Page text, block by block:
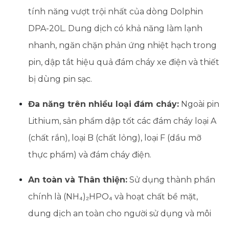
tính năng vượt trội nhất của dòng Dolphin
DPA-20L. Dung dịch có khả năng làm lạnh
nhanh, ngăn chặn phản ứng nhiệt hạch trong
pin, dập tắt hiệu quả đám cháy xe điện và thiết
bị dùng pin sạc.
Đa năng trên nhiều loại đám cháy: Ngoài pin
Lithium, sản phẩm dập tốt các đám cháy loại A
(chất rắn), loại B (chất lỏng), loại F (dầu mỡ
thực phẩm) và đám cháy điện.
An toàn và Thân thiện: Sử dụng thành phần
chính là (NH₄)₂HPO₄ và hoạt chất bề mặt,
dung dịch an toàn cho người sử dụng và môi